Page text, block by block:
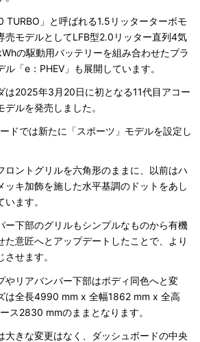
」と呼ばれる1.5リッターターボモ
売モデルとしてLFB型2.0リッター直列4気
の駆動用バッテリーを組み合わせたプラ
「e：PHEV」も展開しています。
2025年3月20日に初となる11代目アコー
デルを発売しました。
ドでは新たに「スポーツ」モデルを設定し
ントグリルを六角形のままに、以前はハ
ッキ加飾を施した水平基調のドットをあし
ます。
下部のグリルもシンプルなものから有機
た意匠へとアップデートしたことで、より
せます。
リアバンパー下部はボディ同色へと変
は全長4990 mm x 全幅1862 mm x 全高
ス2830 mmのままとなります。
きな変更はなく、ダッシュボードの中央